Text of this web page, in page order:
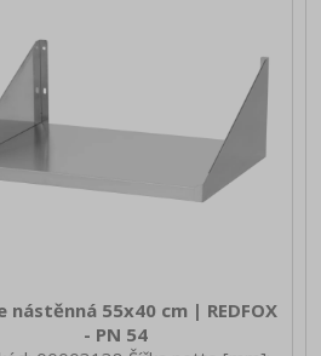
nástěnná 55x40 cm | REDFOX
- PN 54